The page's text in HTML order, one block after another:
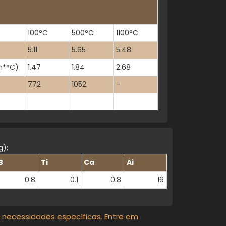
710 120 99.99
1016 186 99.99
100°C 500°C
1100°C
5.11 5.65
5.48
1.47 1.84
2.68
772 1052 -
Ti Ca
Ai
0.8 0.1 0.8 16
específicas. Entre em